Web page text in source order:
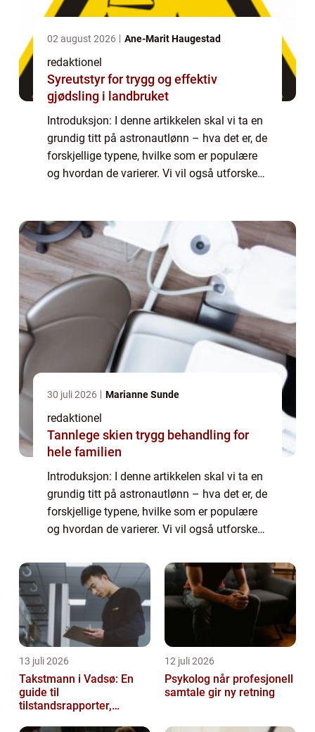
02 august 2026 Ane-Marit Haugestad
redaktionel
Syreutstyr for trygg og effektiv
gjødsling i landbruket
Introduksjon: I denne artikkelen skal vi ta en
grundig titt på astronautlønn – hva det er, de
forskjellige typene, hvilke som er populære
og hvordan de varierer. Vi vil også utforske
30 juli 2026 Marianne Sunde
redaktionel
Tannlege skien trygg behandling for
hele familien
Introduksjon: I denne artikkelen skal vi ta en
grundig titt på astronautlønn – hva det er, de
forskjellige typene, hvilke som er populære
og hvordan de varierer. Vi vil også utforske
astronautlønn o...
13 juli 2026
Takstmann i Vadsø: En
guide til
tilstandsrapporter,
12 juli 2026
Psykolog når profesjonell
samtale gir ny retning